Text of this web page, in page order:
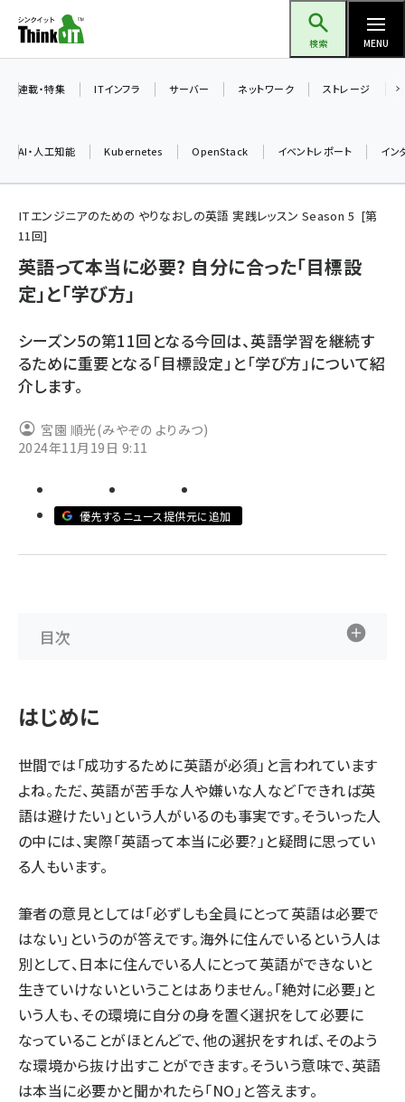
ン
ツ
検索 MENU
iot女子会 (2248)
北海道をのんびり旅する晴山佳須夫のヒント集！ (2008)
drupal (1929)
genai (1468)
ai crunch (1340)
連載・特集 ITインフラ サーバー ネットワーク ストレージ
AI・人工知能 Kubernetes OpenStack イベントレポート イン
ITエンジニアのための やりなおしの英語 実践レッスン Season 5
第
11回
英語って本当に必要? 自分に合った「目標設
定」と「学び方」
シーズン5の第11回となる今回は、英語学習を継続す
るために重要となる「目標設定」と「学び方」について紹
介します。
宮園 順光(みやぞの よりみつ)
2024年11月19日 9:11
優先するニュース提供元に追加
目次
はじめに
世間では「成功するために英語が必須」と言われています
よね。ただ、英語が苦手な人や嫌いな人など「できれば英
語は避けたい」という人がいるのも事実です。そういった人
の中には、実際「英語って本当に必要?」と疑問に思ってい
る人もいます。
筆者の意見としては「必ずしも全員にとって英語は必要で
はない」というのが答えです。海外に住んでいるという人は
別として、日本に住んでいる人にとって英語ができないと
生きていけないということはありません。「絶対に必要」と
いう人も、その環境に自分の身を置く選択をして必要に
なっていることがほとんどで、他の選択をすれば、そのよう
な環境から抜け出すことができます。そういう意味で、英語
は本当に必要かと聞かれたら「NO」と答えます。